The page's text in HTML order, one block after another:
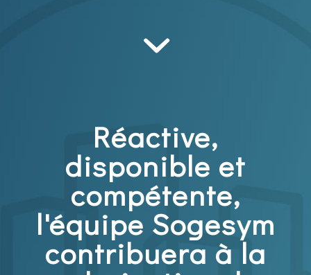
Réactive,
disponible et
compétente,
l'équipe Sogesym
contribuera à la